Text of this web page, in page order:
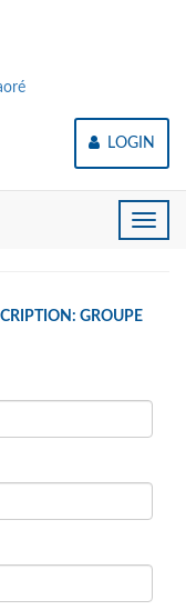
LOGIN
Toggle
GROUPE